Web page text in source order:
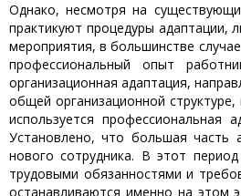
Однако, несмотря на
практикуют процедуры адаптации,
мероприятия, в большинстве
профессиональный опыт
организационная адаптация,
общей организационной
используется профессиональная
Установлено, что большая часть
нового сотрудника. В этот
трудовыми обязанностями и
останавливаются именно на этом